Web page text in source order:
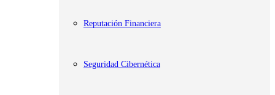
Reputación Financiera
Seguridad Cibernética